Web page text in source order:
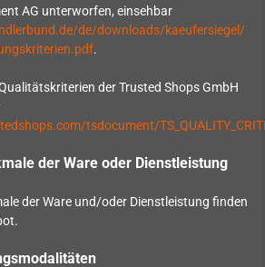
AG unterworfen, einsehbar
de/downloads/kaeufersiegel/
.
der Trusted Shops GmbH
tsdocument/
der Ware oder Dienstleistung
der Ware und/oder Dienstleistung finden